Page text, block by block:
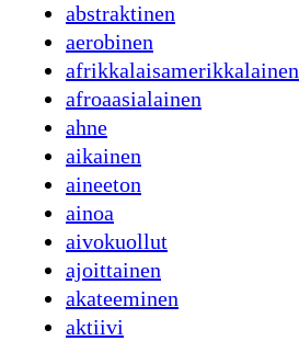
abstraktinen
aerobinen
afrikkalaisamerikkalainen
afroaasialainen
ahne
aikainen
aineeton
ainoa
aivokuollut
ajoittainen
akateeminen
aktiivi